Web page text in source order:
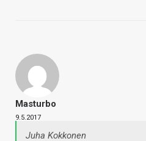
Masturbo
9.5.2017
Juha Kokkonen